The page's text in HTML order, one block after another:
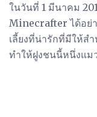
ในวันที่ 1 มีนาคม
Minecrafter ได้อย่า
เลี้ยงที่น่ารักที่มีให้ส
ทำให้ฝูงชนนี้หนึ่งแม